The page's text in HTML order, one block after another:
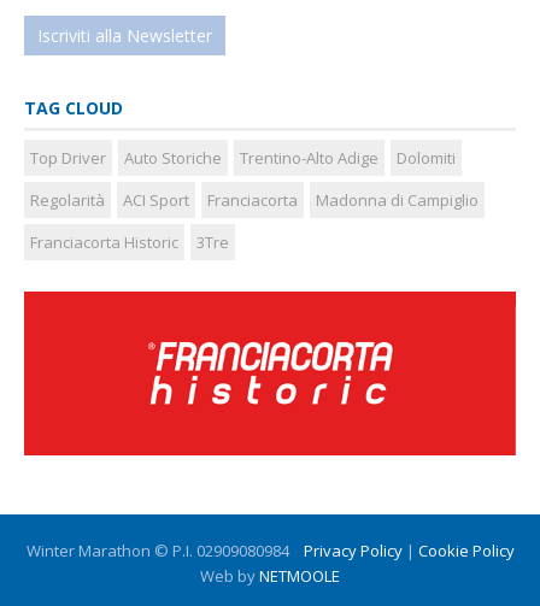
Iscriviti alla Newsletter
TAG CLOUD
Top Driver Auto Storiche Trentino-Alto Adige
Dolomiti
Regolarità
ACI Sport Franciacorta
Madonna di Campiglio
Franciacorta Historic
3Tre
Winter Marathon © P.I. 02909080984 Privacy Policy| Cookie Policy
Web byNETMOOLE